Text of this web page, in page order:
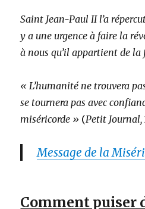
Saint Jean-Paul II l’a
y a une urgence à faire la
à nous qu’il appartient de la
« L’humanité ne trouvera
se tournera pas avec
miséricorde » (Petit Journal,
Message de la
Comment puiser